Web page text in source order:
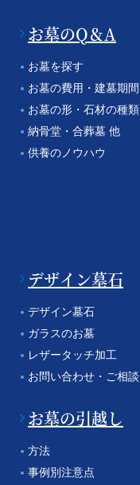
お墓のQ＆A
お墓を探す
お墓の費用・建墓期間
お墓の形・石材の種類
納骨堂・合葬墓 他
供養のノウハウ
デザイン墓石
デザイン墓石
ガラスのお墓
レザータッチ加工
お問い合わせ・ご相談
お墓の引越し
方法
事例別注意点